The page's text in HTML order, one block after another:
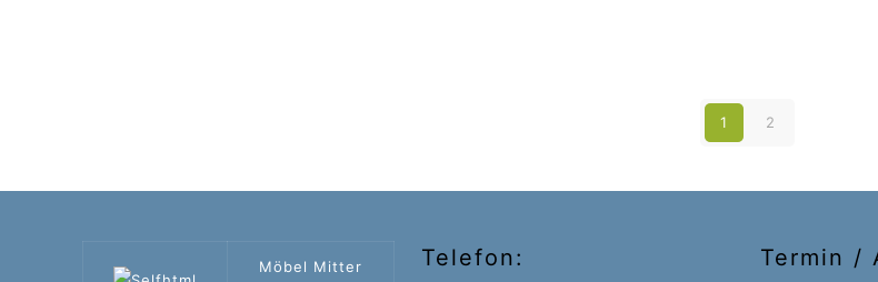
1 2
Möbel Mitter Telefon: Termin /